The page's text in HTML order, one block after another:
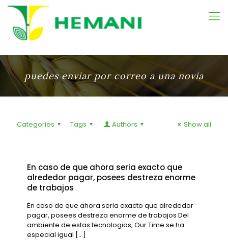
puedes enviar por correo a una novia
Categories Tags Authors Show all
En caso de que ahora seri­a exacto que
alrededor pagar, posees destreza enorme
de trabajos
En caso de que ahora seri­a exacto que alrededor
pagar, posees destreza enorme de trabajos Del
ambiente de estas tecnologias, Our Time se ha
especial igual […]